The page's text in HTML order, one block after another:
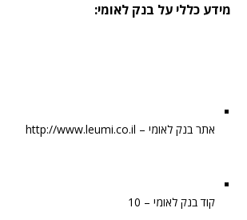
מידע כללי על בנק לאומי:
אתר בנק לאומי – http://www.leumi.co.il
קוד בנק לאומי – 10